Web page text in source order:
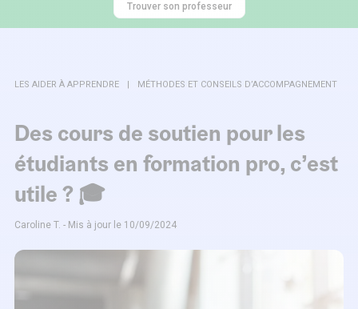
Trouver son professeur
LES AIDER À APPRENDRE MÉTHODES ET CONSEILS D’ACCOMPAGNEMENT
Des cours de soutien pour les
étudiants en formation pro, c’est
utile ? 🎓
Caroline T. - Mis à jour le 10/09/2024